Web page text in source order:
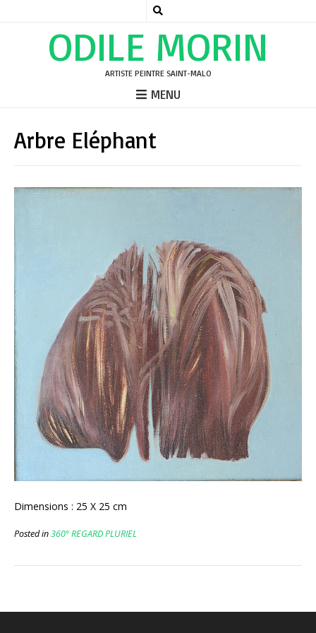
ODILE MORIN
ARTISTE PEINTRE SAINT-MALO
MENU
Arbre Eléphant
Dimensions : 25 X 25 cm
Posted in360° REGARD PLURIEL